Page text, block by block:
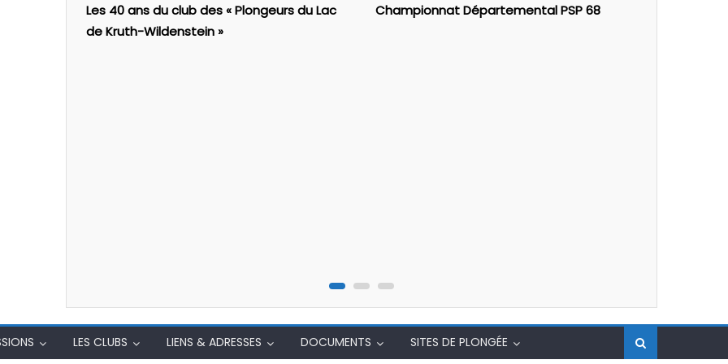
Les 40 ans du club des « Plongeurs du Lac
de Kruth-Wildenstein »
Championnat Départemental PSP 68
LES CLUBS LIENS & ADRESSES DOCUMENTS SITES DE PLONGÉE